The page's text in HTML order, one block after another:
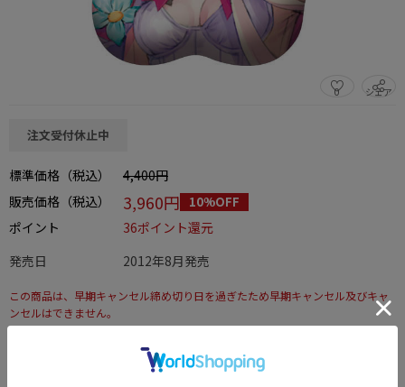
0 シェア
この商品をシェアする
注文受付休止中
標準価格（税込）
4,400円
販売価格（税込）
3,960円 10%OFF
ポイント
36ポイント還元
発売日
2012年8月発売
この商品は、早期キャンセル締め切り日を過ぎたため早期キャンセル及びキャ
ンセルはできません。
月々1,320円から。分割手数料無料